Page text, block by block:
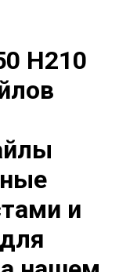
H210
и